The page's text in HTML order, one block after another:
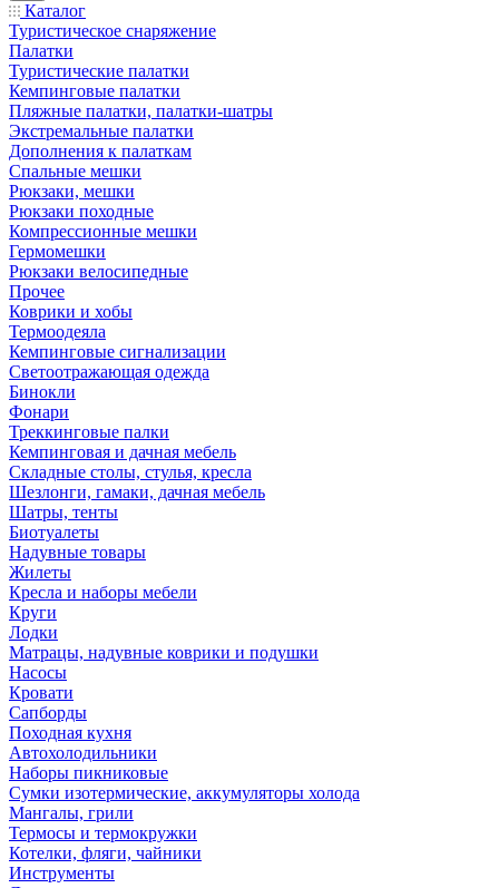
Каталог
Туристическое снаряжение
Палатки
Туристические палатки
Кемпинговые палатки
Пляжные палатки, палатки-шатры
Экстремальные палатки
Дополнения к палаткам
Спальные мешки
Рюкзаки, мешки
Рюкзаки походные
Компрессионные мешки
Гермомешки
Рюкзаки велосипедные
Прочее
Коврики и хобы
Термоодеяла
Кемпинговые сигнализации
Светоотражающая одежда
Бинокли
Фонари
Треккинговые палки
Кемпинговая и дачная мебель
Складные столы, стулья, кресла
Шезлонги, гамаки, дачная мебель
Шатры, тенты
Биотуалеты
Надувные товары
Жилеты
Кресла и наборы мебели
Круги
Лодки
Матрацы, надувные коврики и подушки
Насосы
Кровати
Сапборды
Походная кухня
Автохолодильники
Наборы пикниковые
Сумки изотермические, аккумуляторы холода
Мангалы, грили
Термосы и термокружки
Котелки, фляги, чайники
Инструменты